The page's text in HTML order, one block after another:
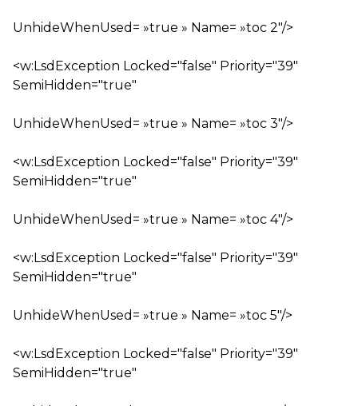
UnhideWhenUsed= »true » Name= »toc 2″/>
<w:LsdException Locked="false" Priority="39"
SemiHidden="true"
UnhideWhenUsed= »true » Name= »toc 3″/>
<w:LsdException Locked="false" Priority="39"
SemiHidden="true"
UnhideWhenUsed= »true » Name= »toc 4″/>
<w:LsdException Locked="false" Priority="39"
SemiHidden="true"
UnhideWhenUsed= »true » Name= »toc 5″/>
<w:LsdException Locked="false" Priority="39"
SemiHidden="true"